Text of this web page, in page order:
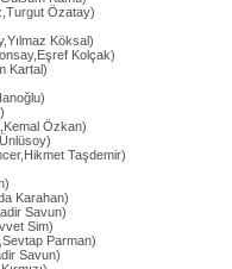
Özatay)
Köksal)
Kolçak)
Kartal)
Özkan)
Taşdemir)
Karahan)
Savun)
Sim)
Parman)
Savun)